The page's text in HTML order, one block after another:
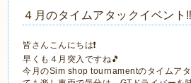
４月のタイムアタックイベント‼️
皆さんこんにちは❗
早くも４月突入ですね🎵
今月のSim shop tournamentのタイムア